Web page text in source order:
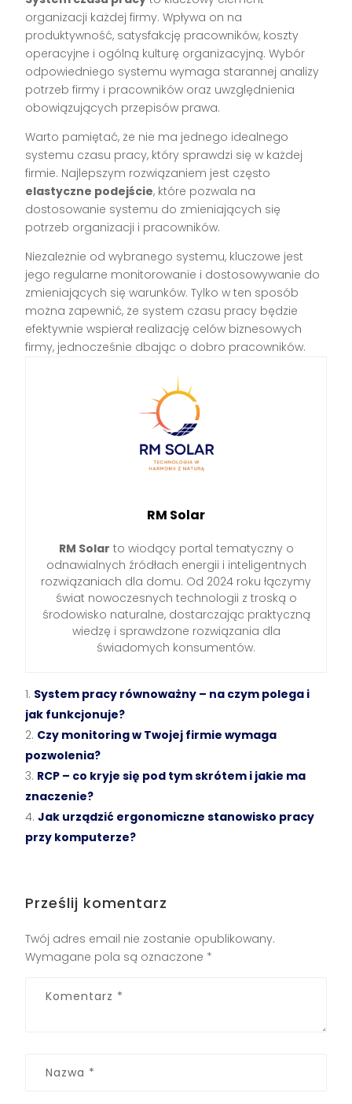
organizacji każdej firmy. Wpływa on na
produktywność, satysfakcję pracowników, koszty
operacyjne i ogólną kulturę organizacyjną. Wybór
odpowiedniego systemu wymaga starannej analizy
potrzeb firmy i pracowników oraz uwzględnienia
obowiązujących przepisów prawa.
Warto pamiętać, że nie ma jednego idealnego
systemu czasu pracy, który sprawdzi się w każdej
firmie. Najlepszym rozwiązaniem jest często
elastyczne podejście, które pozwala na
dostosowanie systemu do zmieniających się
potrzeb organizacji i pracowników.
Niezależnie od wybranego systemu, kluczowe jest
jego regularne monitorowanie i dostosowywanie do
zmieniających się warunków. Tylko w ten sposób
można zapewnić, że system czasu pracy będzie
efektywnie wspierał realizację celów biznesowych
firmy, jednocześnie dbając o dobro pracowników.
RM Solar
RM Solar to wiodący portal tematyczny o
odnawialnych źródłach energii i inteligentnych
rozwiązaniach dla domu. Od 2024 roku łączymy
świat nowoczesnych technologii z troską o
środowisko naturalne, dostarczając praktyczną
wiedzę i sprawdzone rozwiązania dla
świadomych konsumentów.
System pracy równoważny – na czym polega i
jak funkcjonuje?
Czy monitoring w Twojej firmie wymaga
pozwolenia?
RCP – co kryje się pod tym skrótem i jakie ma
znaczenie?
Jak urządzić ergonomiczne stanowisko pracy
przy komputerze?
Prześlij komentarz
Twój adres email nie zostanie opublikowany.
Wymagane pola są oznaczone *